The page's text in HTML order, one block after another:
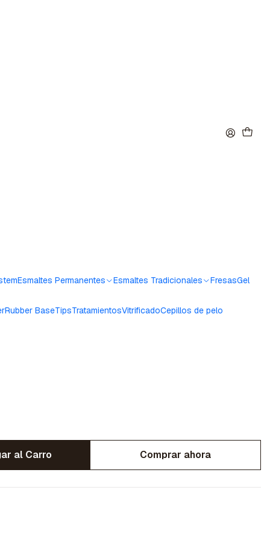
Esmaltes Permanentes Esmaltes Tradicionales FresasGel
Rubber BaseTipsTratamientosVitrificadoCepillos de pelo
al Carro Comprar ahora